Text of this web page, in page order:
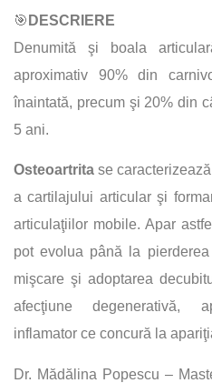
🎯 DESCRIERE
Denumită şi boala
aproximativ 90% din
înaintată, precum şi 20% din
5 ani.
Osteoartrita se
a cartilajului articular şi
articulaţiilor mobile. Apar
pot evolua până la
mişcare şi adoptarea
afecţiune degenerativă,
inflamator ce concură la
Dr. Mădălina Popescu –